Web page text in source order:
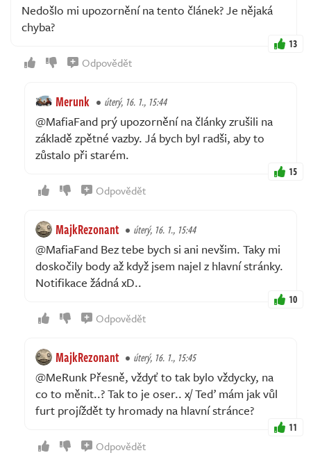
Nedošlo mi upozornění na tento článek? Je nějaká
chyba?
13
Odpovědět
Merunk úterý, 16. 1., 15:44
@MafiaFand prý upozornění na články zrušili na
základě zpětné vazby. Já bych byl radši, aby to
zůstalo při starém.
15
Odpovědět
MajkRezonant úterý, 16. 1., 15:44
@MafiaFand Bez tebe bych si ani nevšim. Taky mi
doskočily body až když jsem najel z hlavní stránky.
Notifikace žádná xD..
10
Odpovědět
MajkRezonant úterý, 16. 1., 15:45
@MeRunk Přesně, vždyť to tak bylo vždycky, na
co to měnit..? Tak to je oser.. x/ Teď mám jak vůl
furt projíždět ty hromady na hlavní stránce?
11
Odpovědět